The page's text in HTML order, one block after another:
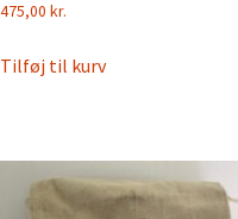
475,00 kr.
Tilføj til kurv